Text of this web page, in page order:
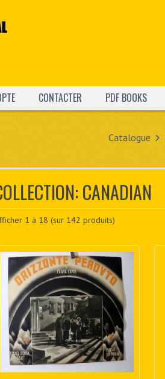
CONTACTER PDF BOOKS
Catalogue
CANADIAN
1 à 18 (sur 142 produits)